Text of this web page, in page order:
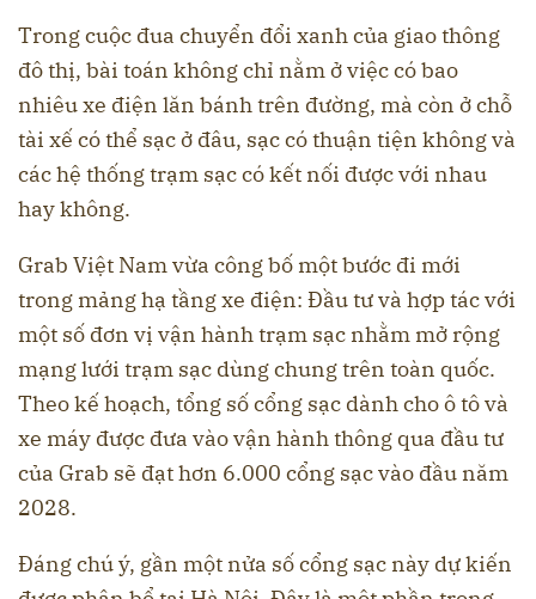
Trong cuộc đua chuyển đổi xanh của giao thông
đô thị, bài toán không chỉ nằm ở việc có bao
nhiêu xe điện lăn bánh trên đường, mà còn ở chỗ
tài xế có thể sạc ở đâu, sạc có thuận tiện không và
các hệ thống trạm sạc có kết nối được với nhau
hay không.
Grab Việt Nam vừa công bố một bước đi mới
trong mảng hạ tầng xe điện: Đầu tư và hợp tác với
một số đơn vị vận hành trạm sạc nhằm mở rộng
mạng lưới trạm sạc dùng chung trên toàn quốc.
Theo kế hoạch, tổng số cổng sạc dành cho ô tô và
xe máy được đưa vào vận hành thông qua đầu tư
của Grab sẽ đạt hơn 6.000 cổng sạc vào đầu năm
2028.
Đáng chú ý, gần một nửa số cổng sạc này dự kiến